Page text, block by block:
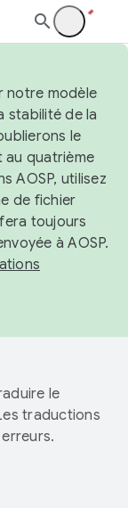
notre modèle
stabilité de la
le
au quatrième
AOSP, utilisez
de fichier
fera toujours
à AOSP.
le
traductions